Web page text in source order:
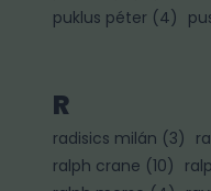
puklus péter (4)
R
radisics milán (3)
ralph crane (10)